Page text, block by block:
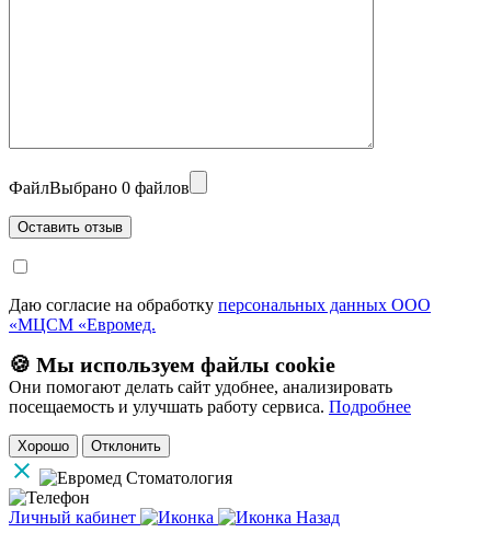
ФайлВыбрано 0 файлов
Даю согласие на обработку персональных данных ООО
«МЦСМ «Евромед.
🍪 Мы используем файлы cookie
Они помогают делать сайт удобнее, анализировать
посещаемость и улучшать работу сервиса. Подробнее
Хорошо Отклонить
Личный кабинет
Назад